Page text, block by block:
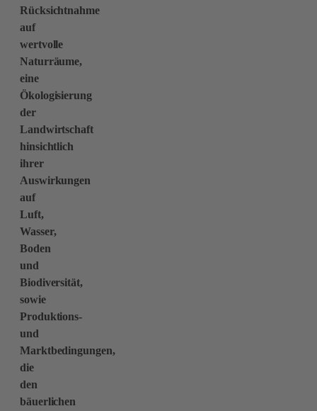
Rücksichtnahme
auf
wertvolle
Naturräume,
eine
Ökologisierung
der
Landwirtschaft
hinsichtlich
ihrer
Auswirkungen
auf
Luft,
Wasser,
Boden
und
Biodiversität,
sowie
Produktions-
und
Marktbedingungen,
die
den
bäuerlichen